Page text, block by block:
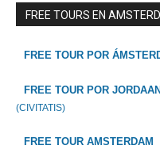
FREE TOURS EN
FREE TOUR POR
FREE TOUR POR
(CIVITATIS)
FREE TOUR AMSTERDAM